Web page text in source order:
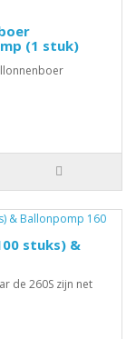
(1 stuk)
stuks) &
de 260S zijn net